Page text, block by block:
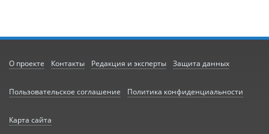
О проекте Контакты Редакция и эксперты Защита данных
Пользовательское соглашение Политика конфиденциальности
Карта сайта